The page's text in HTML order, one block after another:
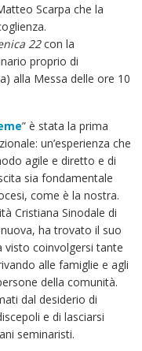
Scarpa che la
22con la
proprio di
alla Messa delle ore 10
” è stata la prima
un’esperienza che
agile e diretto e di
sia fondamentale
come è la nostra.
Cristiana Sinodale di
ha trovato il suo
visto coinvolgersi tante
alle famiglie e agli
della comunità.
dal desiderio di
e di lasciarsi
seminaristi.